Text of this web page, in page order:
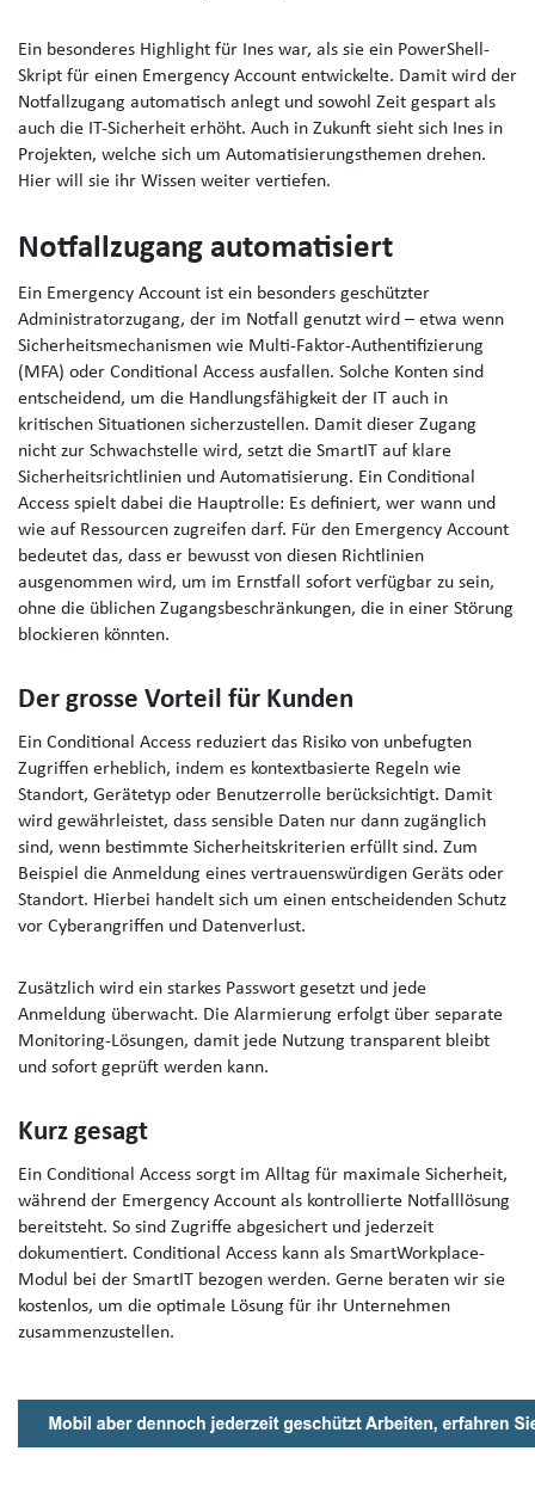
Ein besonderes Highlight für Ines war, als sie ein PowerShell-
Skript für einen Emergency Account entwickelte. Damit wird der
Notfallzugang automatisch anlegt und sowohl Zeit gespart als
auch die IT-Sicherheit erhöht. Auch in Zukunft sieht sich Ines in
Projekten, welche sich um Automatisierungsthemen drehen.
Hier will sie ihr Wissen weiter vertiefen.
Notfallzugang automatisiert
Ein Emergency Account ist ein besonders geschützter
Administratorzugang, der im Notfall genutzt wird – etwa wenn
Sicherheitsmechanismen wie Multi-Faktor-Authentifizierung
(MFA) oder Conditional Access ausfallen. Solche Konten sind
entscheidend, um die Handlungsfähigkeit der IT auch in
kritischen Situationen sicherzustellen. Damit dieser Zugang
nicht zur Schwachstelle wird, setzt die SmartIT auf klare
Sicherheitsrichtlinien und Automatisierung. Ein Conditional
Access spielt dabei die Hauptrolle: Es definiert, wer wann und
wie auf Ressourcen zugreifen darf. Für den Emergency Account
bedeutet das, dass er bewusst von diesen Richtlinien
ausgenommen wird, um im Ernstfall sofort verfügbar zu sein,
ohne die üblichen Zugangsbeschränkungen, die in einer Störung
blockieren könnten.
Der grosse Vorteil für Kunden
Ein Conditional Access reduziert das Risiko von unbefugten
Zugriffen erheblich, indem es kontextbasierte Regeln wie
Standort, Gerätetyp oder Benutzerrolle berücksichtigt. Damit
wird gewährleistet, dass sensible Daten nur dann zugänglich
sind, wenn bestimmte Sicherheitskriterien erfüllt sind. Zum
Beispiel die Anmeldung eines vertrauenswürdigen Geräts oder
Standort. Hierbei handelt sich um einen entscheidenden Schutz
vor Cyberangriffen und Datenverlust.
Zusätzlich wird ein starkes Passwort gesetzt und jede
Anmeldung überwacht. Die Alarmierung erfolgt über separate
Monitoring-Lösungen, damit jede Nutzung transparent bleibt
und sofort geprüft werden kann.
Kurz gesagt
Ein Conditional Access sorgt im Alltag für maximale Sicherheit,
während der Emergency Account als kontrollierte Notfalllösung
bereitsteht. So sind Zugriffe abgesichert und jederzeit
dokumentiert. Conditional Access kann als SmartWorkplace-
Modul bei der SmartIT bezogen werden. Gerne beraten wir sie
kostenlos, um die optimale Lösung für ihr Unternehmen
zusammenzustellen.